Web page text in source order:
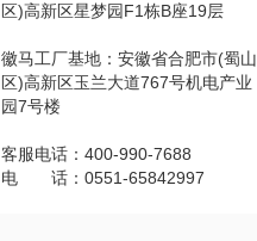
区)高新区星梦园F1栋B座19层
徽马工厂基地：安徽省合肥市(蜀山
区)高新区玉兰大道767号机电产业
园7号楼
客服电话：400-990-7688
电 话：0551-65842997